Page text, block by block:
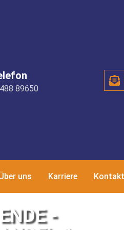
89650
uns Karriere Kontakt
-